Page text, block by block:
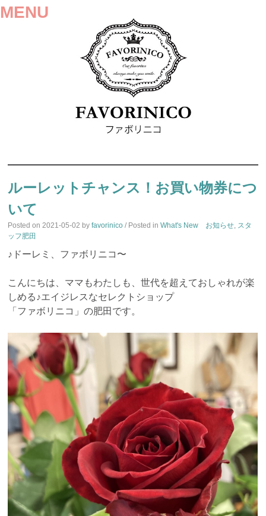
MENU
TO
ルーレットチャンス！お買い物券につ
いて
Posted on2021-05-02 byfavorinico / Posted inWhat's New お知らせ, スタ
ッフ肥田
♪ドーレミ、ファボリニコ〜
こんにちは、ママもわたしも、世代を超えておしゃれが楽
しめる♪エイジレスなセレクトショップ
「ファボリニコ」の肥田です。